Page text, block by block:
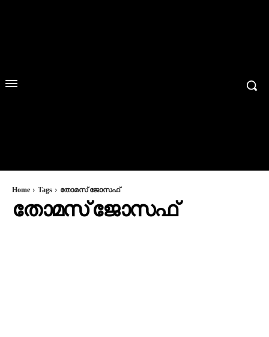
Home Tags തോമസ് ജോസഫ്
തോമസ് ജോസഫ്